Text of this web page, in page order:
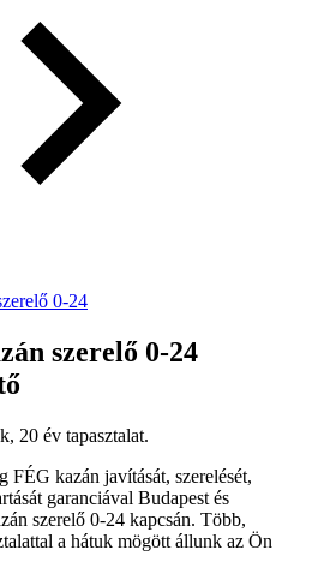
0-24
szerelő 0-24
20 év tapasztalat.
FÉG kazán javítását, szerelését,
garanciával Budapest és
szerelő 0-24 kapcsán. Több,
a hátuk mögött állunk az Ön